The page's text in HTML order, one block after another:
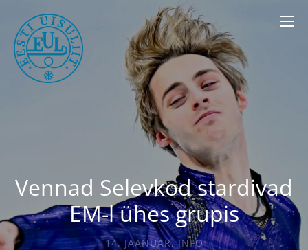
Vennad Selevkod stardivad
EM-l ühes grupis
14. JAANUAR,INFO